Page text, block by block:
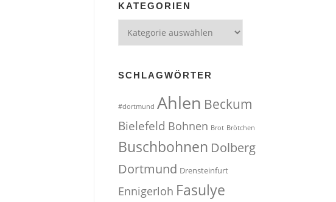
KATEGORIEN
SCHLAGWÖRTER
#dortmund Ahlen Beckum
Bielefeld Bohnen Brot Brötchen
Buschbohnen Dolberg
Dortmund Drensteinfurt
Ennigerloh Fasulye